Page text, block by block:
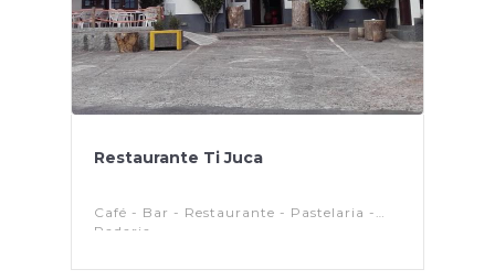
Restaurante Ti Juca
Café - Bar - Restaurante - Pastelaria -
Padaria